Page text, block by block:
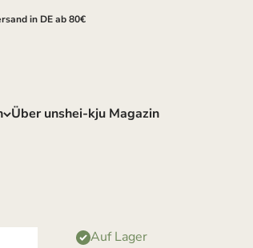
in DE ab 80€
Über unshei-kju Magazin
Auf Lager